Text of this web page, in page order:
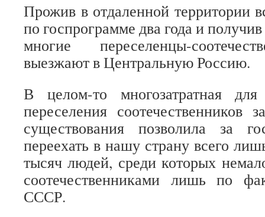
Прожив в отдаленной территории
по госпрограмме два года и
многие переселенцы-
выезжают в Центральную Россию.
В целом-то многозатратная
переселения соотечественников
существования позволила за
переехать в нашу страну всего
тысяч людей, среди которых
соотечественниками лишь по
СССР.